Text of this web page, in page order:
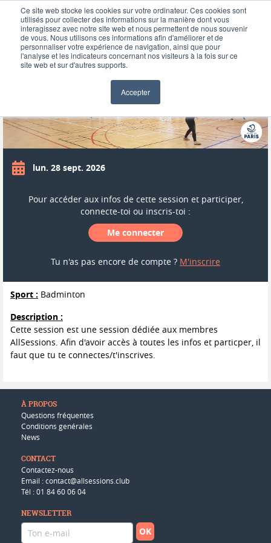
Ce site web stocke les cookies sur votre ordinateur. Ces cookies sont
utilisés pour collecter des informations sur la manière dont vous
interagissez avec notre site web et nous permettent de nous souvenir
de vous. Nous utilisons ces informations afin d'améliorer et de
personnaliser votre expérience de navigation, ainsi que pour
l'analyse et les indicateurs concernant nos visiteurs à la fois sur ce
site web et sur d'autres supports.
Accepter
BADMINTON - PAUL VALEYRE
lun. 28 sept. 2026
Pour accéder aux infos de cette session et participer,
connecte-toi ou inscris-toi :
Me connecter
Tu n'as pas encore de compte ? M'inscrire
Sport : Badminton
Description :
Cette session est une session dédiée aux membres
AllSessions. Afin d'avoir accès à toutes les infos et particper, il
faut que tu te connectes/t'inscrives.
À PROPOS
Questions fréquentes
Conditions genérales
News
CONTACT
Contactez-nous
Email : contact@allsessions.club
Tél : 01 84 60 06 04
NEWSLETTER